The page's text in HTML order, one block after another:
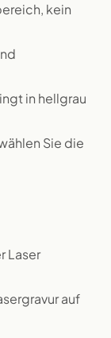
kein
in hellgrau
Sie die
Laser
auf